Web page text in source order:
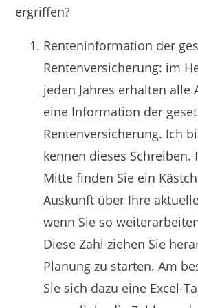
ergriffen?
Renteninformation der
Rentenversicherung: im
jeden Jahres erhalten alle
eine Information der
Rentenversicherung. Ich
kennen dieses Schreiben.
Mitte finden Sie ein
Auskunft über Ihre
wenn Sie so
Diese Zahl ziehen Sie
Planung zu starten. Am
Sie sich dazu eine Excel-